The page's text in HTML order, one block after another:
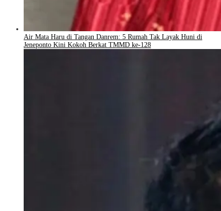
Air Mata Haru di Tangan Danrem: 5 Rumah Tak Layak Huni di
Jeneponto Kini Kokoh Berkat TMMD ke-128